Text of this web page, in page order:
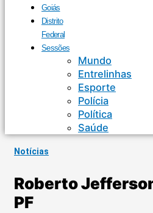
Goiás
Distrito
Federal
Sessões
Mundo
Entrelinhas
Esporte
Polícia
Política
Saúde
Notícias
Roberto
PF